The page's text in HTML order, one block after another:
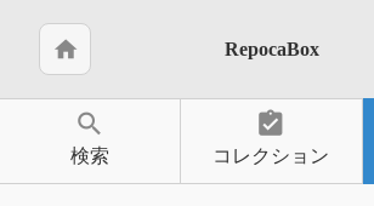
home RepocaBox
search
検索
assignment_turned_in
コレクション